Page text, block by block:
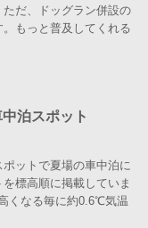
だ、ドッグラン併設の
もっと普及してくれる
泊スポット
ットで夏場の車中泊に
標高順に掲載していま
くなる毎に約0.6℃気温